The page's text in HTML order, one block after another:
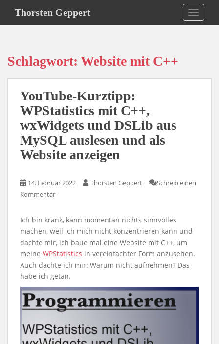
i
Thorsten Geppert
Schlagwort: Website mit C++
YouTube-Kurztipp:
WPStatistics mit C++,
wxWidgets und DSLib aus
MySQL auslesen und als
Website anzeigen
14. Februar 2022 Thorsten Geppert
Schreib einen
Kommentar
Ich bin krank, kann momentan nichts sinnvolles
machen, weil ich mich nicht konzentrieren kann und
dachte mir, ich baue mal eine Website mit C++, um
meine WPStatistics in vereinfachter Form anzusehen.
Auch dachte ich mir: Warum nicht aufnehmen? Das
habe ich getan.